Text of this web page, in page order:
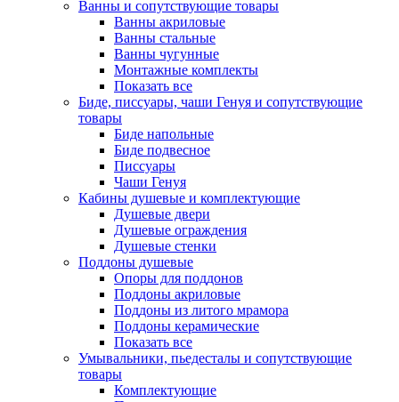
Ванны и сопутствующие товары
Ванны акриловые
Ванны стальные
Ванны чугунные
Монтажные комплекты
Показать все
Биде, писсуары, чаши Генуя и сопутствующие
товары
Биде напольные
Биде подвесное
Писсуары
Чаши Генуя
Кабины душевые и комплектующие
Душевые двери
Душевые ограждения
Душевые стенки
Поддоны душевые
Опоры для поддонов
Поддоны акриловые
Поддоны из литого мрамора
Поддоны керамические
Показать все
Умывальники, пьедесталы и сопутствующие
товары
Комплектующие